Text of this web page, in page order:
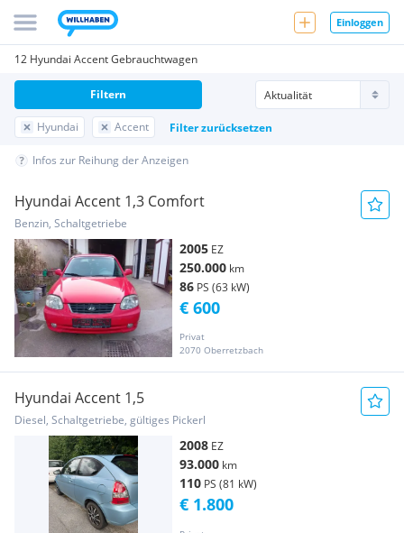
Einloggen
12 Hyundai Accent Gebrauchtwagen
Hyundai Accent Filter zurücksetzen
Filtern
Infos zur Reihung der Anzeigen
Hyundai Accent 1,3 Comfort
Benzin, Schaltgetriebe
2005 EZ
250.000 km
86 PS (63 kW)
Privat
2070 Oberretzbach
€ 600
Hyundai Accent 1,5
Diesel, Schaltgetriebe, gültiges Pickerl
2008 EZ
93.000 km
110 PS (81 kW)
€ 1.800